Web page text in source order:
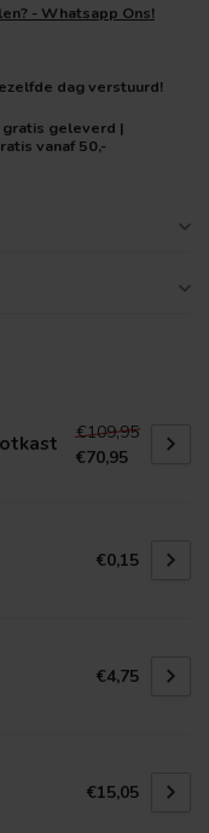
- Whatsapp Ons!
dag verstuurd!
geleverd |
vanaf 50,-
€109,95
€70,95
€0,15
€4,75
€15,05